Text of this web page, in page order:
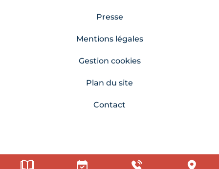
Presse
Mentions légales
Gestion cookies
Plan du site
Contact